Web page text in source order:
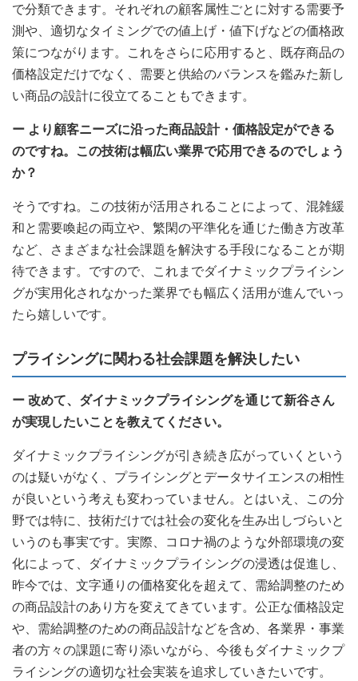
で分類できます。それぞれの顧客属性ごとに対する需要予
測や、適切なタイミングでの値上げ・値下げなどの価格政
策につながります。これをさらに応用すると、既存商品の
価格設定だけでなく、需要と供給のバランスを鑑みた新し
い商品の設計に役立てることもできます。
ー より顧客ニーズに沿った商品設計・価格設定ができる
のですね。この技術は幅広い業界で応用できるのでしょう
か？
そうですね。この技術が活用されることによって、混雑緩
和と需要喚起の両立や、繁閑の平準化を通じた働き方改革
など、さまざまな社会課題を解決する手段になることが期
待できます。ですので、これまでダイナミックプライシン
グが実用化されなかった業界でも幅広く活用が進んでいっ
たら嬉しいです。
プライシングに関わる社会課題を解決したい
ー 改めて、ダイナミックプライシングを通じて新谷さん
が実現したいことを教えてください。
ダイナミックプライシングが引き続き広がっていくという
のは疑いがなく、プライシングとデータサイエンスの相性
が良いという考えも変わっていません。とはいえ、この分
野では特に、技術だけでは社会の変化を生み出しづらいと
いうのも事実です。実際、コロナ禍のような外部環境の変
化によって、ダイナミックプライシングの浸透は促進し、
昨今では、文字通りの価格変化を超えて、需給調整のため
の商品設計のあり方を変えてきています。公正な価格設定
や、需給調整のための商品設計などを含め、各業界・事業
者の方々の課題に寄り添いながら、今後もダイナミックプ
ライシングの適切な社会実装を追求していきたいです。